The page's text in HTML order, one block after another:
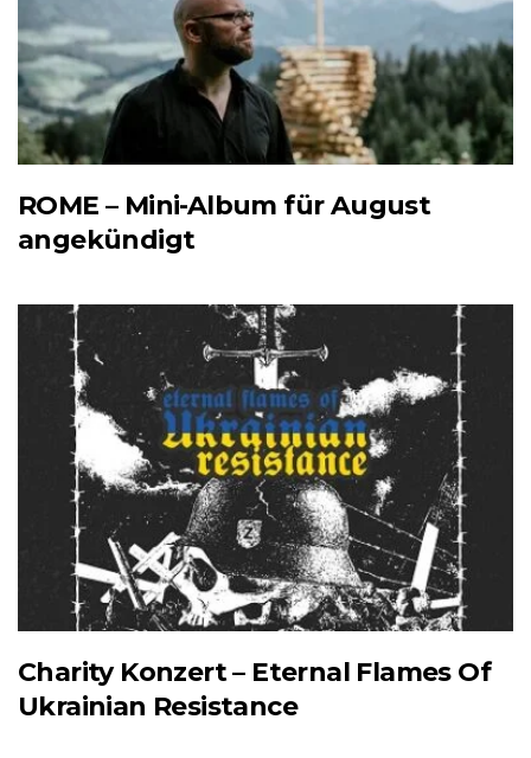
ROME – Mini-Album für August
angekündigt
Charity Konzert – Eternal Flames Of
Ukrainian Resistance